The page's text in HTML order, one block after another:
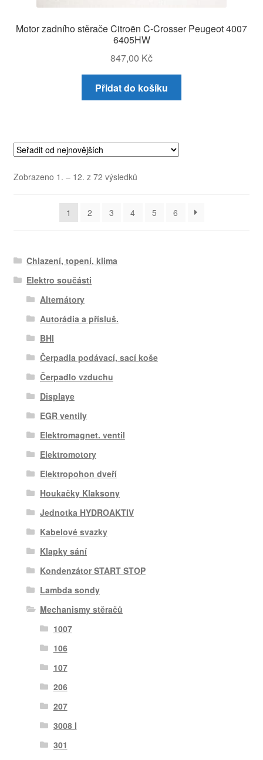
Motor zadního stěrače Citroën C-Crosser Peugeot 4007
6405HW
847,00 Kč
Přidat do košíku
Zobrazeno 1. – 12. z 72 výsledkůSeřazeno
1
2 3 4 5 6
Chlazení, topení, klima
Elektro součásti
Alternátory
Autorádia a přísluš.
BHI
Čerpadla podávací, sací koše
Čerpadlo vzduchu
Displaye
EGR ventily
Elektromagnet. ventil
Elektromotory
Elektropohon dveří
Houkačky Klaksony
Jednotka HYDROAKTIV
Kabelové svazky
Klapky sání
Kondenzátor START STOP
Lambda sondy
Mechanismy stěračů
1007
106
107
206
207
3008 I
301